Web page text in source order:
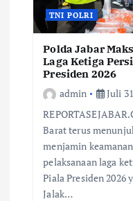
TNI POLRI
Polda Jabar
Laga Ketiga
Presiden 2026
admin
Juli
Barat terus
menjamin
pelaksanaan laga
Piala Presiden 2026
Jalak…